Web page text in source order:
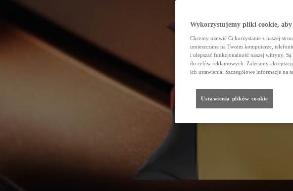
Wykorzystujemy pliki cookie, aby
Chcemy ułatwić Ci korzystanie z naszej
umieszczane na Twoim komputerze,
i ulepszać funkcjonalność naszej witryny.
do celów reklamowych. Zalecamy
ich ustawienia. Szczegółowe informacje na
Ustawienia plików cookie